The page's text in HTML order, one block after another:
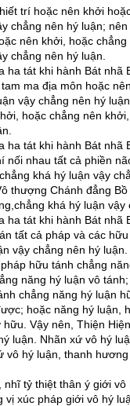
trí hoặc nên khởi
chẳng nên hý luận;
nên khởi, hoặc chẳng
chẳng nên hý luận.
ha tát khi hành Bát nhã
ma địa môn hoặc
vậy chẳng nên hý
hoặc chẳng nên
ha tát khi hành Bát nhã
nối nhau tất cả phiền
khá hý luận vậy
thượng Chánh đẳng Bồ
khá hý luận vậy
ha tát khi hành Bát nhã
tất cả pháp và các
vậy chẳng nên hý
hữu tánh chẳng
năng hý luận vô
chẳng năng hý luận
hoặc năng hý luận,
Vậy nên, Thiện
luận. Nhãn xứ vô hý
vô hý luận, thanh
nhĩ tỷ thiệt thân ý giới
vị xúc pháp giới vô hý